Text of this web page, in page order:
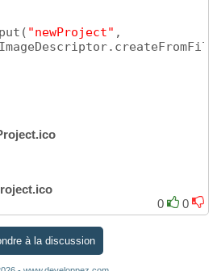
( "newProject" ,
0
0
à la discussion